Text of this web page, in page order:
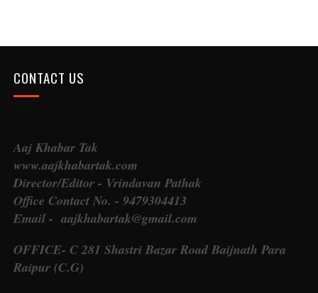
CONTACT US
Aaj Khabar Tak
www.aajkhabartak.com
Director/Editor - Vrindavan Pathak
Office Contact No. - 9479304413
Email - aajkhabartak@gmail.com
OFFICE- C 281 Shastri Bazar Road Baijnath Para
Raipur (C.G)